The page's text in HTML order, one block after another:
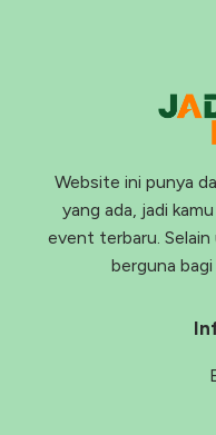
Website ini punya
yang ada, jadi
event terbaru. Selain
berguna